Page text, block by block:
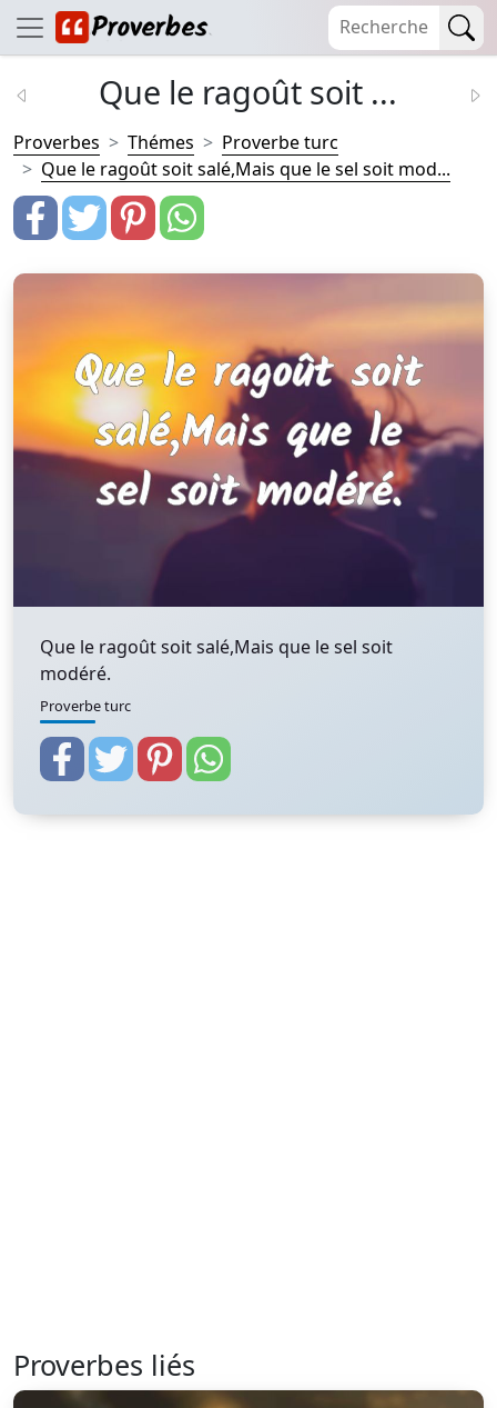
Que le ragoût soit ...
Proverbes Thémes
Proverbe turc
Que le ragoût soit salé,Mais que le sel soit mod...
Que le ragoût soit salé,Mais que le sel soit
modéré.
Proverbe turc
Proverbes liés